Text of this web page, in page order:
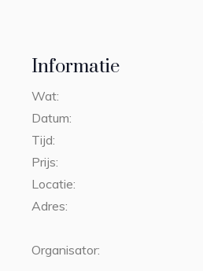
Informatie
Wat:
Datum:
Tijd:
Prijs:
Locatie:
Adres:
Organisator: